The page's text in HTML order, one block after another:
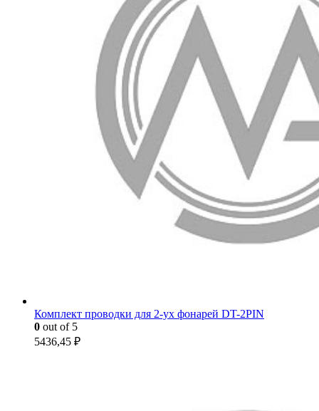
Комплект проводки для 2-ух фонарей DT-2PIN
0 out of 5
5436,45 ₽